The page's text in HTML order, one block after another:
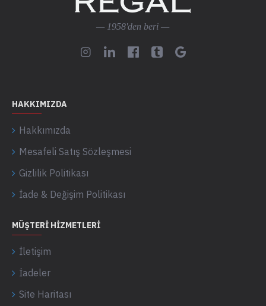
— 1958'den beri —
HAKKIMIZDA
Hakkımızda
Mesafeli Satış Sözleşmesi
Gizlilik Politikası
İade & Değişim Politikası
MÜŞTERI HIZMETLERI
İletişim
İadeler
Site Haritası